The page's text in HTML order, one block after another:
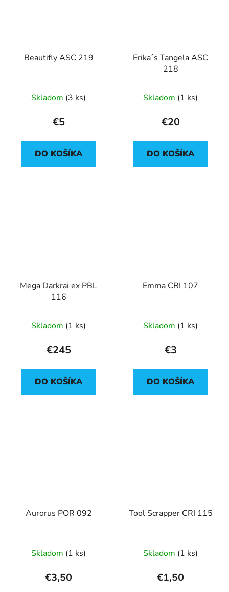
Beautifly ASC 219
Skladom (3 ks)
€5
DO KOŠÍKA
Erika´s Tangela ASC
218
Skladom (1 ks)
€20
DO KOŠÍKA
Mega Darkrai ex PBL
116
Skladom (1 ks)
€245
DO KOŠÍKA
Emma CRI 107
Skladom (1 ks)
€3
DO KOŠÍKA
Aurorus POR 092
Skladom (1 ks)
€3,50
Tool Scrapper CRI 115
Skladom (1 ks)
€1,50